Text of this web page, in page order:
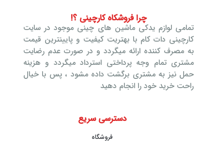
چرا فروشکاه کارچینی ؟!
تمامی لوازم یدکی ماشین های چینی موجود در سایت
کارچینی دات کام با بهتریت کیفیت و پایینترین قیمت
به مصرف کننده ارائه میگردد و در صورت عدم رضایت
مشتری تمام وجه پرداختی استرداد میگردد و هزینه
حمل نیز به مشتری برگشت داده مشود ، پس با خیال
راحت خرید خود را انجام دهید
دسترسی سریع
فروشگاه